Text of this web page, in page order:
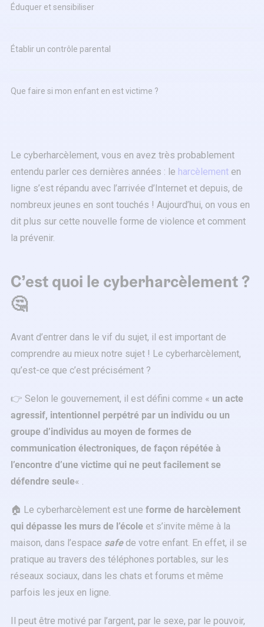
Le cyberharcèlement, vous en avez très probablement
entendu parler ces dernières années : le harcèlement en
ligne s’est répandu avec l’arrivée d’Internet et depuis, de
nombreux jeunes en sont touchés ! Aujourd’hui, on vous en
dit plus sur cette nouvelle forme de violence et comment
la prévenir.
C’est quoi le cyberharcèlement ?
🤔
Avant d’entrer dans le vif du sujet, il est important de
comprendre au mieux notre sujet ! Le cyberharcèlement,
qu’est-ce que c’est précisément ?
👉 Selon le gouvernement, il est défini comme « un acte
agressif, intentionnel perpétré par un individu ou un
groupe d’individus au moyen de formes de
communication électroniques, de façon répétée à
l’encontre d’une victime qui ne peut facilement se
défendre seule« .
🏠 Le cyberharcèlement est une forme de harcèlement
qui dépasse les murs de l’école et s’invite même à la
maison, dans l’espace safede votre enfant. En effet, il se
pratique au travers des téléphones portables, sur les
réseaux sociaux, dans les chats et forums et même
parfois les jeux en ligne.
Il peut être motivé par l’argent, par le sexe, par le pouvoir,
Éduquer et sensibiliser
Établir un contrôle parental
Que faire si mon enfant en est victime ?